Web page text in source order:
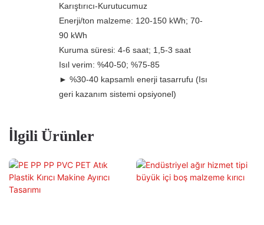
Karıştırıcı-Kurutucumuz
Enerji/ton malzeme: 120-150 kWh; 70-
90 kWh
Kuruma süresi: 4-6 saat; 1,5-3 saat
Isıl verim: %40-50; %75-85
► %30-40 kapsamlı enerji tasarrufu (Isı
geri kazanım sistemi opsiyonel)
İlgili Ürünler